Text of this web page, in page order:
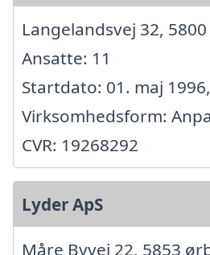
Langelandsvej 32,
Ansatte: 11
Startdato: 01. maj 1996,
Virksomhedsform:
CVR: 19268292
Lyder ApS
Måre Byvej 22, 5853